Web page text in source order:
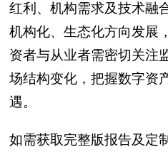
红利、机构需求及技术融
机构化、生态化方向发展
资者与从业者需密切关注
场结构变化，把握数字资
遇。
如需获取完整版报告及定